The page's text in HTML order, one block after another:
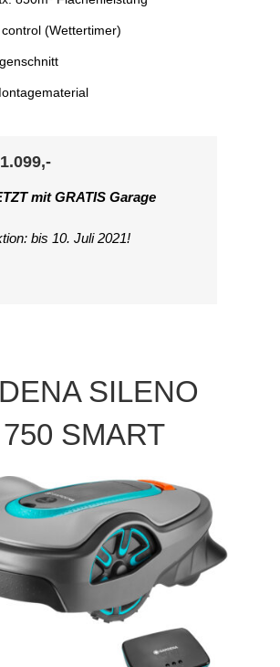
(Wettertimer)
mit GRATIS Garage
bis 10. Juli 2021!
SILENO
SMART